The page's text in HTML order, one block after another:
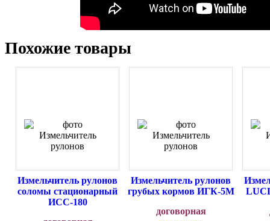
Похожие товары
Измельчитель рулонов
соломы стационарный
ИСС-180
Измельчитель рулонов
грубых кормов ИГК-5М
договорная